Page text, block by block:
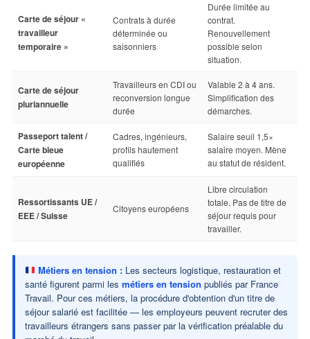
Carte de séjour «
travailleur
temporaire »
Contrats à durée
déterminée ou
saisonniers
Durée limitée au
contrat.
Renouvellement
possible selon
situation.
Carte de séjour
pluriannuelle
Travailleurs en CDI ou
reconversion longue
durée
Valable 2 à 4 ans.
Simplification des
démarches.
Passeport talent /
Carte bleue
européenne
Cadres, ingénieurs,
profils hautement
qualifiés
Salaire seuil 1,5×
salaire moyen. Mène
au statut de résident.
Ressortissants UE /
EEE / Suisse
Citoyens européens
Libre circulation
totale. Pas de titre de
séjour requis pour
travailler.
Métiers en tension :Les secteurs logistique, restauration et
santé figurent parmi les métiers en tension publiés par France
Travail. Pour ces métiers, la procédure d'obtention d'un titre de
séjour salarié est facilitée — les employeurs peuvent recruter des
travailleurs étrangers sans passer par la vérification préalable du